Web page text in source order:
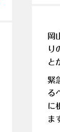
岡
り
と
緊
る
に
ま